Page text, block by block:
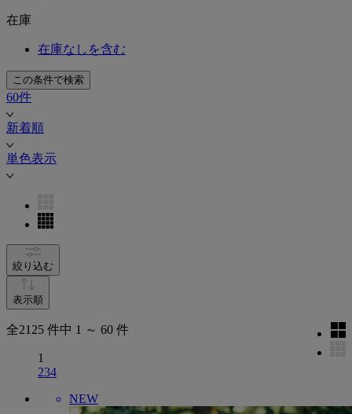
在庫
在庫なしを含む
この条件で検索
60件
新着順
単色表示
絞り込む
表示順
全2125 件中 1 ～ 60 件
1
234
NEW